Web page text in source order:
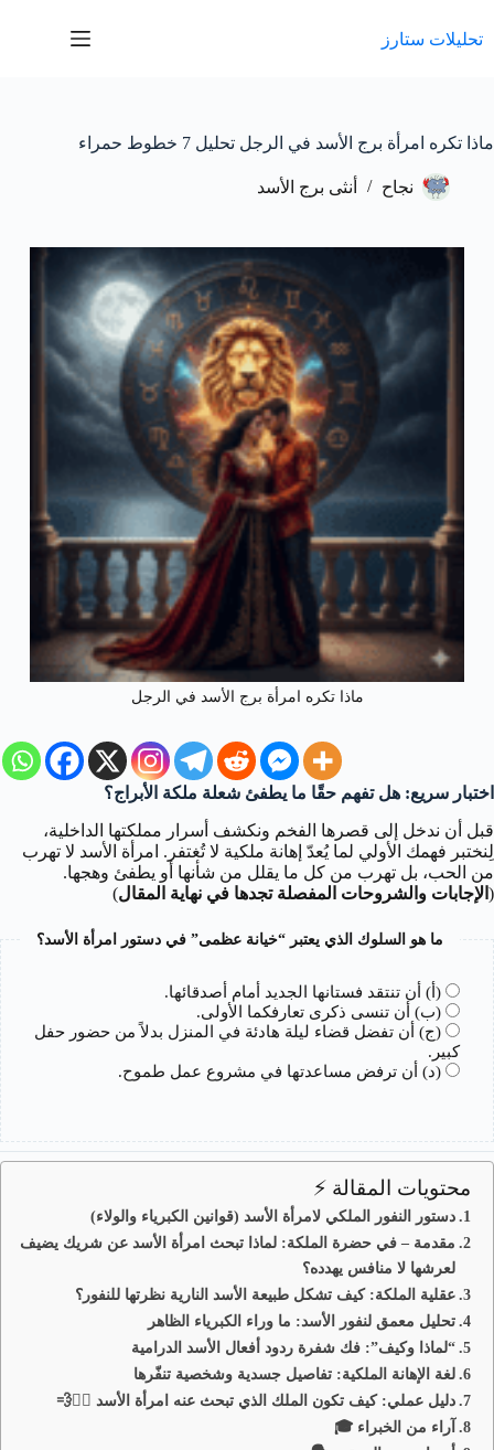
المحتوى
تحليلات ستارز
ماذا تكره امرأة برج الأسد في الرجل تحليل 7 خطوط حمراء
نجاح أنثى برج الأسد
ماذا تكره امرأة برج الأسد في الرجل
اختبار سريع: هل تفهم حقًا ما يطفئ شعلة ملكة الأبراج؟
قبل أن ندخل إلى قصرها الفخم ونكشف أسرار مملكتها الداخلية،
لِنختبر فهمك الأولي لما يُعدّ إهانة ملكية لا تُغتفر. امرأة الأسد لا تهرب
من الحب، بل تهرب من كل ما يقلل من شأنها أو يطفئ وهجها.
( الإجابات والشروحات المفصلة تجدها في نهاية المقال)
ما هو السلوك الذي يعتبر “خيانة عظمى” في دستور امرأة الأسد؟
(أ) أن تنتقد فستانها الجديد أمام أصدقائها.
(ب) أن تنسى ذكرى تعارفكما الأولى.
(ج) أن تفضل قضاء ليلة هادئة في المنزل بدلاً من حضور حفل
كبير.
(د) أن ترفض مساعدتها في مشروع عمل طموح.
محتويات المقالة ⚡
دستور النفور الملكي لامرأة الأسد (قوانين الكبرياء والولاء)
مقدمة – في حضرة الملكة: لماذا تبحث امرأة الأسد عن شريك يضيف
لعرشها لا منافس يهدده؟
عقلية الملكة: كيف تشكل طبيعة الأسد النارية نظرتها للنفور؟
تحليل معمق لنفور الأسد: ما وراء الكبرياء الظاهر
“لماذا وكيف”: فك شفرة ردود أفعال الأسد الدرامية
لغة الإهانة الملكية: تفاصيل جسدية وشخصية تنفّرها
دليل عملي: كيف تكون الملك الذي تبحث عنه امرأة الأسد 🏃‍♂️💨
آراء من الخبراء 🎓